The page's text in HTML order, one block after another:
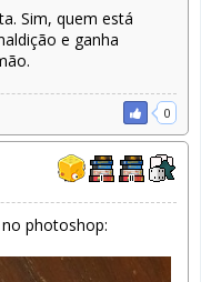
Sim, quem está
e ganha
0
photoshop: